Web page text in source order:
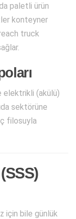
paletli ürün
konteyner
truck
elektrikli (akülü)
sektörüne
filosuyla
için bile günlük